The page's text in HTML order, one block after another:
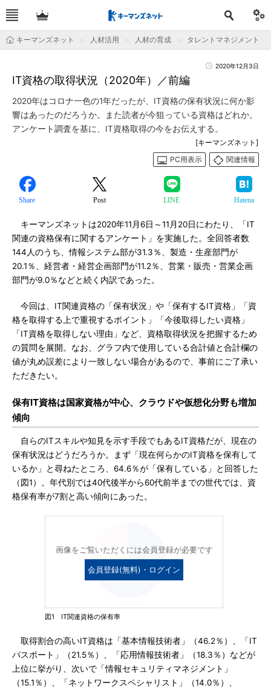
キーマンズネット 人材活用 人材の育成 タレントマネジメント
2020年12月3日
IT資格の取得状況（2020年）／前編
2020年はコロナ一色の1年だったが、IT資格の保有状況に何か影
響はあったのだろうか。また読者が今狙っている資格はどれか。
アンケート調査を基に、IT資格取得の今をお伝えする。
[キーマンズネット]
PC用表示
関連情報
Share Post LINE Hatena
キーマンズネットは2020年11月6日～11月20日にわたり、「IT
関連の資格保有に関するアンケート」を実施した。全回答者数
144人のうち、情報システム部が31.3％、製造・生産部門が
20.1％、経営者・経営企画部門が11.2％、営業・販売・営業企画
部門が9.0％などと続く内訳であった。
今回は、IT関連資格の「保有状況」や「保有するIT資格」「資
格を取得する上で重視するポイント」「今後取得したい資格」
「IT資格を取得しない理由」など、資格取得状況を把握するため
の質問を展開。なお、グラフ内で使用している合計値と合計欄の
値が丸め誤差により一致しない場合があるので、事前にご了承い
ただきたい。
保有IT資格は国家資格が中心、クラウドや仮想化分野も増加
傾向
自らのITスキルや知見を示す手段でもあるIT資格だが、現在の
保有状況はどうだろうか。まず「現在何らかのIT資格を保有して
いるか」と尋ねたところ、64.6％が「保有している」と回答した
（図1）。年代別では40代後半から60代前半までの世代では、資
格保有率が7割と高い傾向にあった。
画像をご覧いただくには会員登録が必要です
会員登録(無料)・ログイン
図1 IT関連資格の保有率
取得割合の高いIT資格は「基本情報技術者」（46.2％）、「IT
パスポート」（21.5％）、「応用情報技術者」（18.3％）などが
上位に挙がり、次いで「情報セキュリティマネジメント」
（15.1％）、「ネットワークスペシャリスト」（14.0％）、